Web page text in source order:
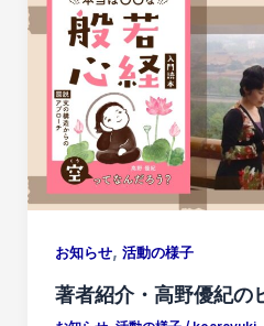
お知らせ, 活動の様子
著者紹介・高野優紀の